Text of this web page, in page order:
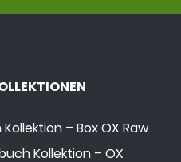
– Box OX Raw
Kollektion – OX